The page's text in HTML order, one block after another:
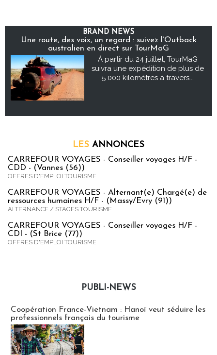
BRAND NEWS
Une route, des voix, un regard : suivez l’Outback
australien en direct sur TourMaG
À partir du 24 juillet, TourMaG
suivra une expédition de plus de
5 000 kilomètres à travers...
LES ANNONCES
CARREFOUR VOYAGES - Conseiller voyages H/F -
CDD - (Vannes (56))
OFFRES D'EMPLOI TOURISME
CARREFOUR VOYAGES - Alternant(e) Chargé(e) de
ressources humaines H/F - (Massy/Evry (91))
ALTERNANCE / STAGES TOURISME
CARREFOUR VOYAGES - Conseiller voyages H/F -
CDI - (St Brice (77))
OFFRES D'EMPLOI TOURISME
PUBLI-NEWS
Coopération France-Vietnam : Hanoï veut séduire les
professionnels français du tourisme